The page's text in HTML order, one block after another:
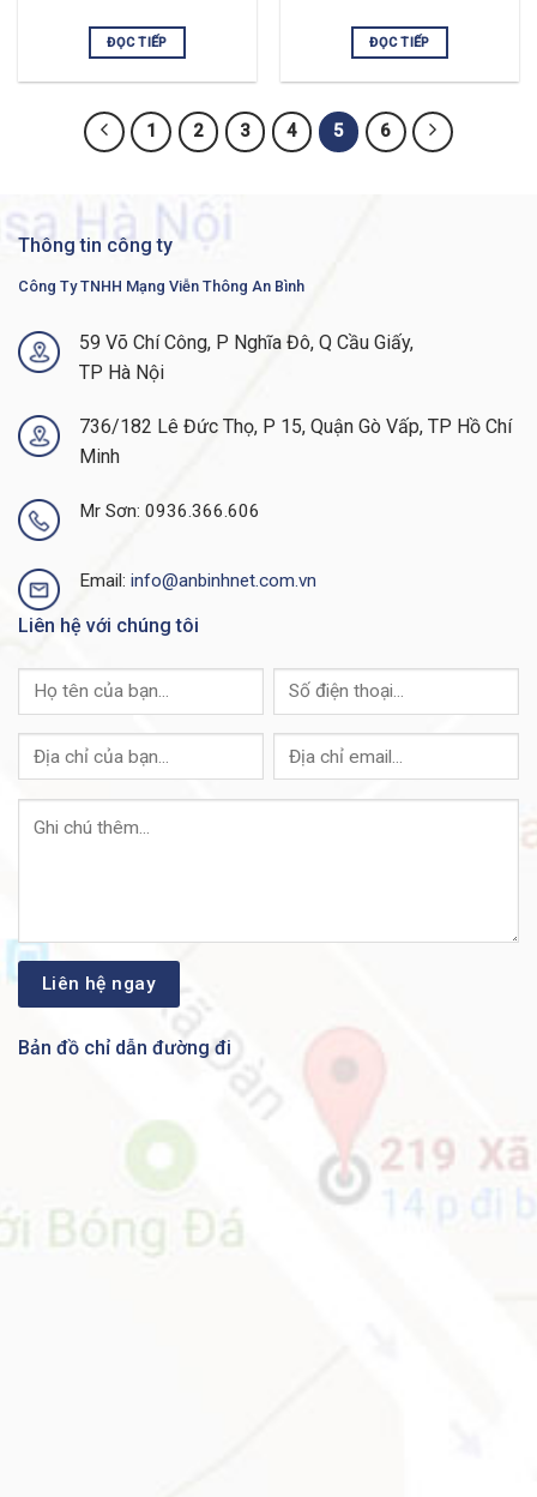
ĐỌC TIẾP ĐỌC TIẾP
1 2 3 4 5 6
Thông tin công ty
Công Ty TNHH Mạng Viễn Thông An Bình
59 Võ Chí Công, P Nghĩa Đô, Q Cầu Giấy,
TP Hà Nội
736/182 Lê Đức Thọ, P 15, Quận Gò Vấp, TP Hồ Chí
Minh
Mr Sơn: 0936.366.606
Email: info@anbinhnet.com.vn
Liên hệ với chúng tôi
Bản đồ chỉ dẫn đường đi